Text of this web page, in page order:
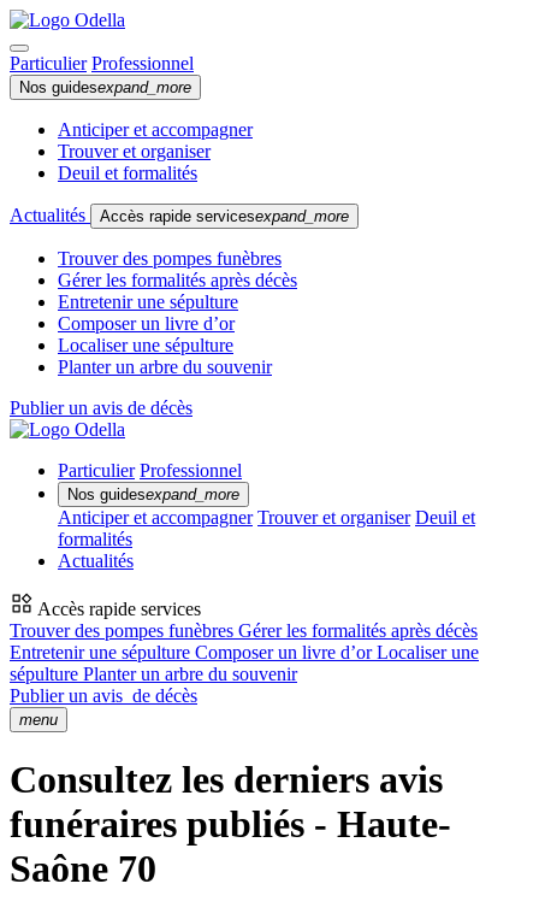
Particulier Professionnel
Nos guidesexpand_more
Anticiper et accompagner
Trouver et organiser
Deuil et formalités
Actualités Accès rapide servicesexpand_more
Trouver des pompes funèbres
Gérer les formalités après décès
Entretenir une sépulture
Composer un livre d’or
Localiser une sépulture
Planter un arbre du souvenir
Publier un avis de décès
Particulier Professionnel
Nos guidesexpand_more
Anticiper et accompagner Trouver et organiser Deuil et
formalités
Actualités
Accès rapide services
Trouver des pompes funèbres Gérer les formalités après décès
Entretenir une sépulture Composer un livre d’orLocaliser une
sépulture Planter un arbre du souvenir
Publier un avis de décès
menu
Consultez les derniers avis
funéraires publiés - Haute-
Saône 70